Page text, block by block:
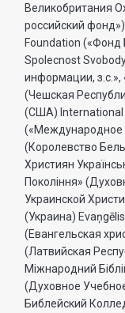
Великобритания
российский
Foundation («Фонд
Spolecnost
информации,
(Чешская
(США) International
(«Международное
(Королевство
Християн
Поколiння»
Украинской
(Украина)
(Евангельская
(Латвийская
Міжнародний
(Духовное
Библейский